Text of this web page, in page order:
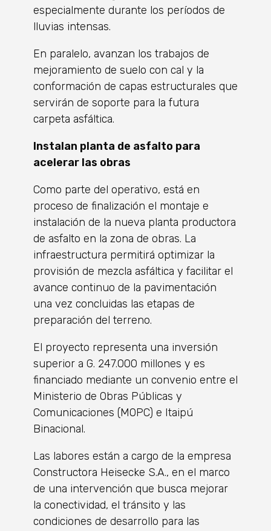
especialmente durante los períodos de
lluvias intensas.
​En paralelo, avanzan los trabajos de
mejoramiento de suelo con cal y la
conformación de capas estructurales que
servirán de soporte para la futura
carpeta asfáltica.
Instalan planta de asfalto para
acelerar las obras
​Como parte del operativo, está en
proceso de finalización el montaje e
instalación de la nueva planta productora
de asfalto en la zona de obras. La
infraestructura permitirá optimizar la
provisión de mezcla asfáltica y facilitar el
avance continuo de la pavimentación
una vez concluidas las etapas de
preparación del terreno.
​El proyecto representa una inversión
superior a G. 247.000 millones y es
financiado mediante un convenio entre el
Ministerio de Obras Públicas y
Comunicaciones (MOPC) e Itaipú
Binacional.
​Las labores están a cargo de la empresa
Constructora Heisecke S.A., en el marco
de una intervención que busca mejorar
la conectividad, el tránsito y las
condiciones de desarrollo para las